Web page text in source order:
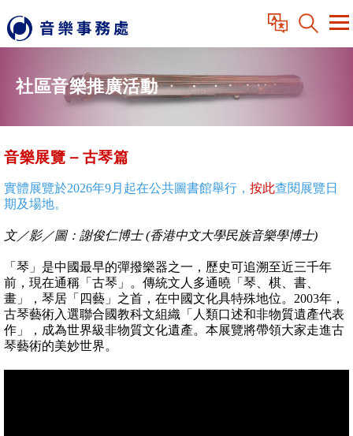
社區音樂推廣活動
音樂展覽 – 古琴篇
實體展覽於2026年9月起在公共圖書館舉行， 按此查閱展覽日
期及場地。
文／影／圖：謝俊仁博士 (香港中文大學民族音樂學博士)
「琴」是中國最早的彈撥樂器之一，歷史可追溯至近三千年
前，現在通稱「古琴」。傳統文人多通曉「琴、棋、書、
畫」，琴居「四藝」之首，在中國文化具特殊地位。2003年，
古琴藝術入選聯合國教科文組織「人類口述和非物質遺產代表
作」，成為世界級非物質文化遺產。本展覽將帶領大家走進古
琴藝術的美妙世界。